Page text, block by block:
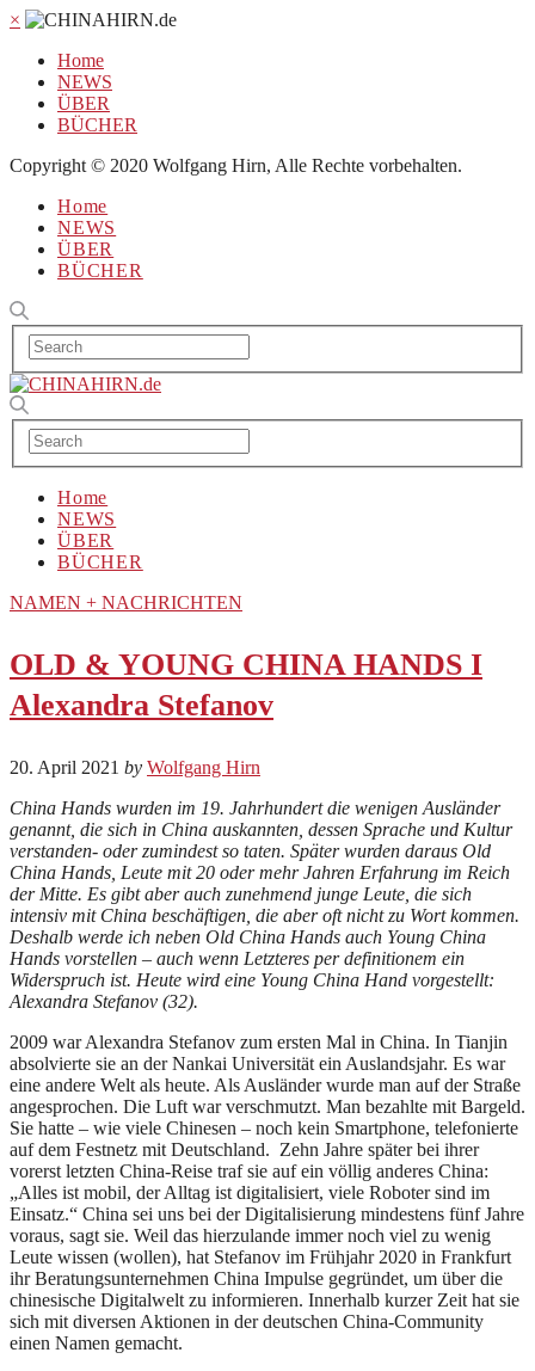
×
Home
NEWS
ÜBER
BÜCHER
Copyright © 2020 Wolfgang Hirn, Alle Rechte vorbehalten.
Home
NEWS
ÜBER
BÜCHER
Home
NEWS
ÜBER
BÜCHER
NAMEN + NACHRICHTEN
OLD & YOUNG CHINA HANDS I
Alexandra Stefanov
20. April 2021 by Wolfgang Hirn
China Hands wurden im 19. Jahrhundert die wenigen Ausländer
genannt, die sich in China auskannten, dessen Sprache und Kultur
verstanden- oder zumindest so taten. Später wurden daraus Old
China Hands, Leute mit 20 oder mehr Jahren Erfahrung im Reich
der Mitte. Es gibt aber auch zunehmend junge Leute, die sich
intensiv mit China beschäftigen, die aber oft nicht zu Wort kommen.
Deshalb werde ich neben Old China Hands auch Young China
Hands vorstellen – auch wenn Letzteres per definitionem ein
Widerspruch ist. Heute wird eine Young China Hand vorgestellt:
Alexandra Stefanov (32).
2009 war Alexandra Stefanov zum ersten Mal in China. In Tianjin
absolvierte sie an der Nankai Universität ein Auslandsjahr. Es war
eine andere Welt als heute. Als Ausländer wurde man auf der Straße
angesprochen. Die Luft war verschmutzt. Man bezahlte mit Bargeld.
Sie hatte – wie viele Chinesen – noch kein Smartphone, telefonierte
auf dem Festnetz mit Deutschland. Zehn Jahre später bei ihrer
vorerst letzten China-Reise traf sie auf ein völlig anderes China:
„Alles ist mobil, der Alltag ist digitalisiert, viele Roboter sind im
Einsatz.“ China sei uns bei der Digitalisierung mindestens fünf Jahre
voraus, sagt sie. Weil das hierzulande immer noch viel zu wenig
Leute wissen (wollen), hat Stefanov im Frühjahr 2020 in Frankfurt
ihr Beratungsunternehmen China Impulse gegründet, um über die
chinesische Digitalwelt zu informieren. Innerhalb kurzer Zeit hat sie
sich mit diversen Aktionen in der deutschen China-Community
einen Namen gemacht.